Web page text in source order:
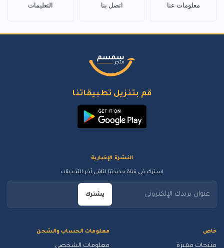
معلومات عنا اتصل بنا التعليمات
قم بتنزيل تطبيقاتنا
خاص
منتجات مميزة
معلومات الحساب والشحن
معلومات الشخصي
النشرة الإخبارية
اشترك في قناة جديدتنا لتلقي آخر التحديثات
يشترك